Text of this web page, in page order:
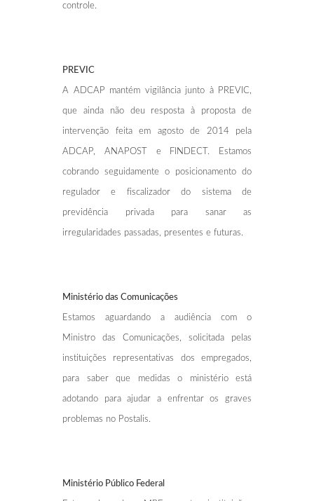
controle.
PREVIC
A ADCAP mantém vigilância junto à PREVIC,
que ainda não deu resposta à proposta de
intervenção feita em agosto de 2014 pela
ADCAP, ANAPOST e FINDECT. Estamos
cobrando seguidamente o posicionamento do
regulador e fiscalizador do sistema de
previdência privada para sanar as
irregularidades passadas, presentes e futuras.
Ministério das Comunicações
Estamos aguardando a audiência com o
Ministro das Comunicações, solicitada pelas
instituições representativas dos empregados,
para saber que medidas o ministério está
adotando para ajudar a enfrentar os graves
problemas no Postalis.
Ministério Público Federal